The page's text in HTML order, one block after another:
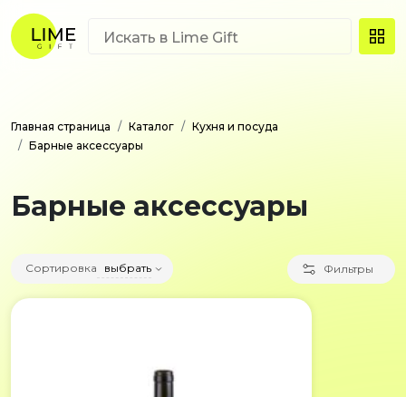
Главная страница Каталог
Кухня и посуда
Барные аксессуары
Барные аксессуары
Сортировка выбрать Фильтры